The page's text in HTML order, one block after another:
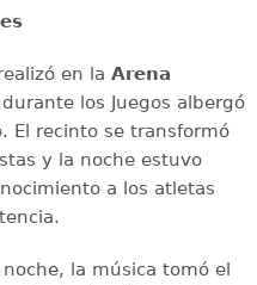
en la Arena
los Juegos albergó
El recinto se transformó
y la noche estuvo
a los atletas
la música tomó el